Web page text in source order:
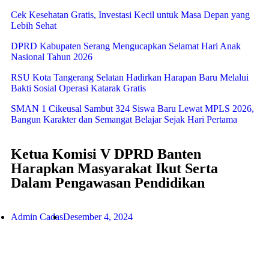
Cek Kesehatan Gratis, Investasi Kecil untuk Masa Depan yang
Lebih Sehat
DPRD Kabupaten Serang Mengucapkan Selamat Hari Anak
Nasional Tahun 2026
RSU Kota Tangerang Selatan Hadirkan Harapan Baru Melalui
Bakti Sosial Operasi Katarak Gratis
SMAN 1 Cikeusal Sambut 324 Siswa Baru Lewat MPLS 2026,
Bangun Karakter dan Semangat Belajar Sejak Hari Pertama
Ketua Komisi V DPRD Banten
Harapkan Masyarakat Ikut Serta
Dalam Pengawasan Pendidikan
Admin CadasDesember 4, 2024